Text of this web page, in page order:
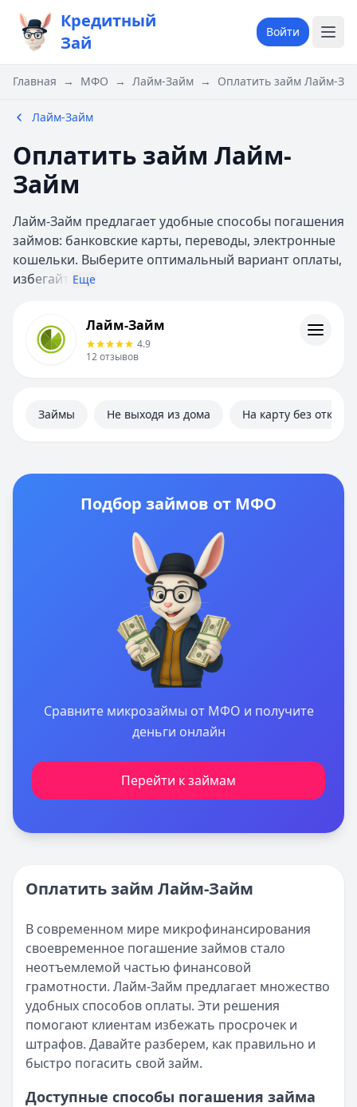
Кредитный
Зай
Войти
Главная → МФО → Лайм-Займ → Оплатить займ Лайм-
Лайм-Займ
Оплатить займ Лайм-
Займ
Лайм-Займ предлагает удобные способы погашения
займов: банковские карты, переводы, электронные
кошельки. Выберите оптимальный вариант оплаты,
избегайт Еще
ИнформацияЛайм-Займ
4.9
12отзывов
Займы Не выходя из дома На карту без отказа
Подбор займов от МФО
Сравните микрозаймы от МФО и получите
деньги онлайн
Перейти к займам
Оплатить займ Лайм-Займ
В современном мире микрофинансирования
своевременное погашение займов стало
неотъемлемой частью финансовой
грамотности. Лайм-Займ предлагает множество
удобных способов оплаты. Эти решения
помогают клиентам избежать просрочек и
штрафов. Давайте разберем, как правильно и
быстро погасить свой займ.
Доступные способы погашения займа